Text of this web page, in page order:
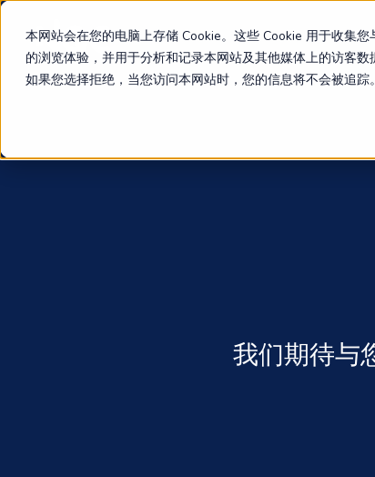
本网站会在您的电脑上存储 Cookie。这些 Cookie 用于收集
的浏览体验，并用于分析和记录本网站及其他媒体上的访客
如果您选择拒绝，当您访问本网站时，您的信息将不会被追
Skip
main
content
我们期待与